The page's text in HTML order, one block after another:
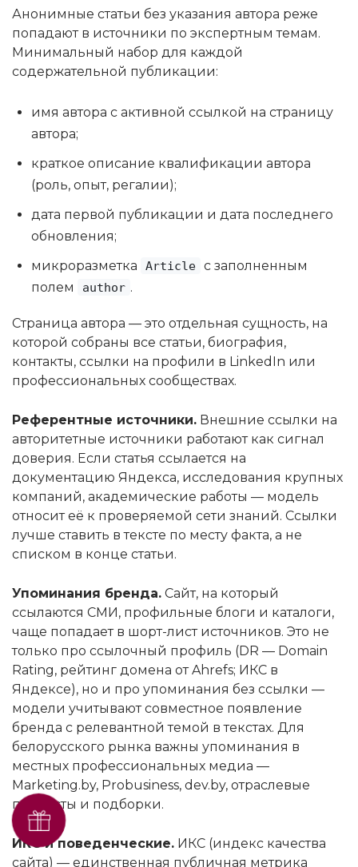
Анонимные статьи без указания автора реже
попадают в источники по экспертным темам.
Минимальный набор для каждой
содержательной публикации:
имя автора с активной ссылкой на страницу
автора;
краткое описание квалификации автора
(роль, опыт, регалии);
дата первой публикации и дата последнего
обновления;
микроразметка
Article с заполненным
полем
author .
Страница автора — это отдельная сущность, на
которой собраны все статьи, биография,
контакты, ссылки на профили в LinkedIn или
профессиональных сообществах.
Референтные источники. Внешние ссылки на
авторитетные источники работают как сигнал
доверия. Если статья ссылается на
документацию Яндекса, исследования крупных
компаний, академические работы — модель
относит её к проверяемой сети знаний. Ссылки
лучше ставить в тексте по месту факта, а не
списком в конце статьи.
Упоминания бренда. Сайт, на который
ссылаются СМИ, профильные блоги и каталоги,
чаще попадает в шорт-лист источников. Это не
только про ссылочный профиль (DR — Domain
Rating, рейтинг домена от Ahrefs; ИКС в
Яндексе), но и про упоминания без ссылки —
модели учитывают совместное появление
бренда с релевантной темой в текстах. Для
белорусского рынка важны упоминания в
местных профессиональных медиа —
Marketing.by, Probusiness, dev.by, отраслевые
подкасты и подборки.
ИКС и поведенческие. ИКС (индекс качества
сайта) — единственная публичная метрика
Получить SEO-аудит